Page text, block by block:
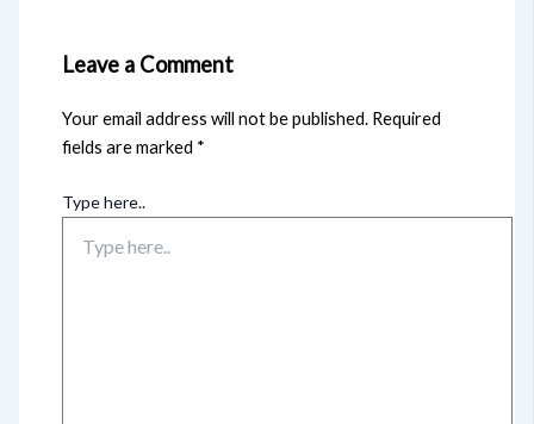
Leave a Comment
Your email address will not be published. Required
fields are marked *
Type here..